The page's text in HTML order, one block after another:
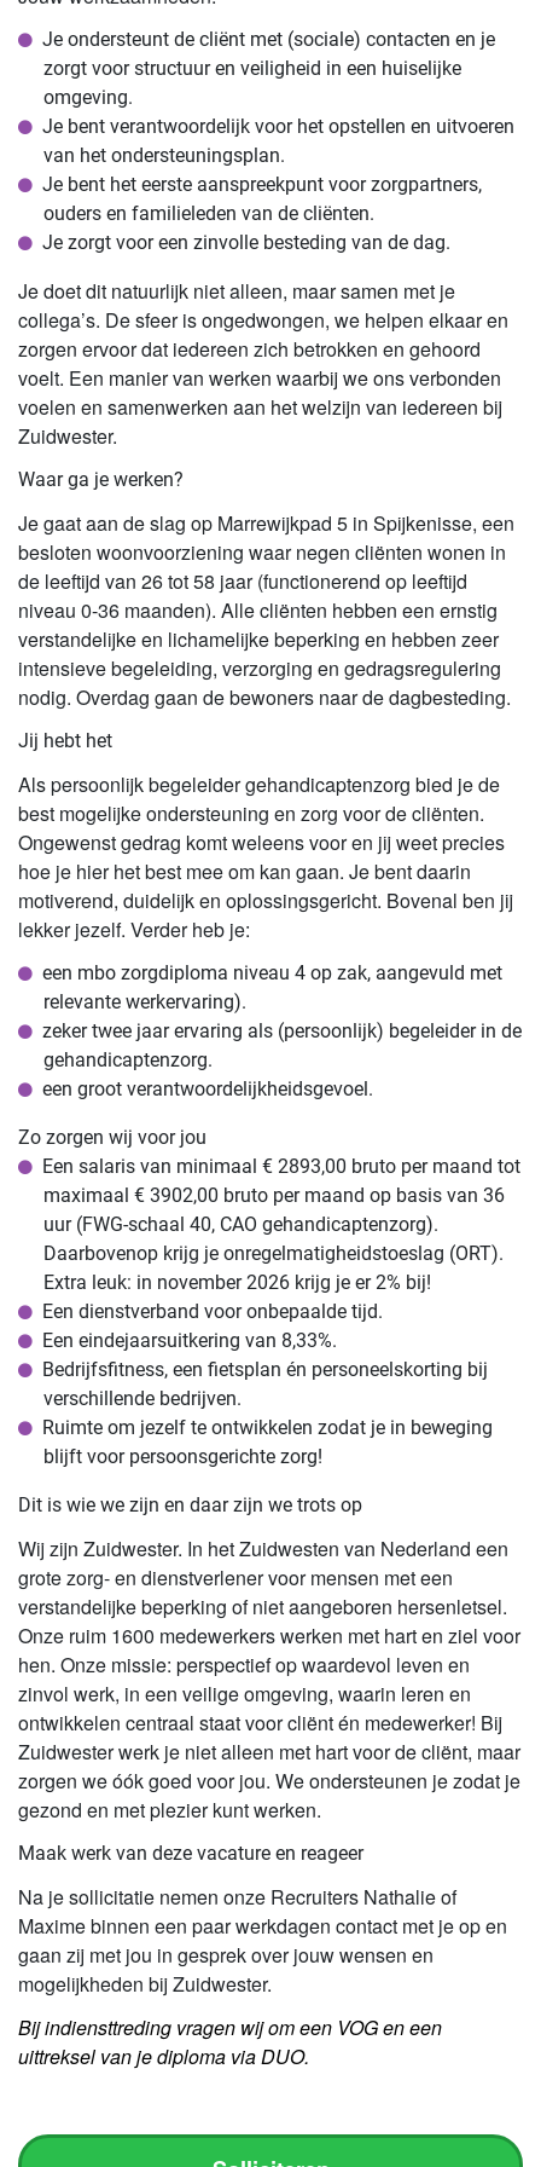
Je ondersteunt de cliënt met (sociale) contacten en je
zorgt voor structuur en veiligheid in een huiselijke
omgeving.
Je bent verantwoordelijk voor het opstellen en uitvoeren
van het ondersteuningsplan.
Je bent het eerste aanspreekpunt voor zorgpartners,
ouders en familieleden van de cliënten.
Je zorgt voor een zinvolle besteding van de dag.
Je doet dit natuurlijk niet alleen, maar samen met je
collega’s. De sfeer is ongedwongen, we helpen elkaar en
zorgen ervoor dat iedereen zich betrokken en gehoord
voelt. Een manier van werken waarbij we ons verbonden
voelen en samenwerken aan het welzijn van iedereen bij
Zuidwester.
Waar ga je werken?
Je gaat aan de slag op Marrewijkpad 5 in Spijkenisse, een
besloten woonvoorziening waar negen cliënten wonen in
de leeftijd van 26 tot 58 jaar (functionerend op leeftijd
niveau 0-36 maanden). Alle cliënten hebben een ernstig
verstandelijke en lichamelijke beperking en hebben zeer
intensieve begeleiding, verzorging en gedragsregulering
nodig. Overdag gaan de bewoners naar de dagbesteding.
Jij hebt het
Als persoonlijk begeleider gehandicaptenzorg bied je de
best mogelijke ondersteuning en zorg voor de cliënten.
Ongewenst gedrag komt weleens voor en jij weet precies
hoe je hier het best mee om kan gaan. Je bent daarin
motiverend, duidelijk en oplossingsgericht. Bovenal ben jij
lekker jezelf. Verder heb je:
een mbo zorgdiploma niveau 4 op zak, aangevuld met
relevante werkervaring).
zeker twee jaar ervaring als (persoonlijk) begeleider in de
gehandicaptenzorg.
een groot verantwoordelijkheidsgevoel.
Zo zorgen wij voor jou
Een salaris van minimaal € 2893,00 bruto per maand tot
maximaal € 3902,00 bruto per maand op basis van 36
uur (FWG-schaal 40, CAO gehandicaptenzorg).
Daarbovenop krijg je onregelmatigheidstoeslag (ORT).
Extra leuk: in november 2026 krijg je er 2% bij!
Een dienstverband voor onbepaalde tijd.
Een eindejaarsuitkering van 8,33%.
Bedrijfsfitness, een fietsplan én personeelskorting bij
verschillende bedrijven.
Ruimte om jezelf te ontwikkelen zodat je in beweging
blijft voor persoonsgerichte zorg!
Dit is wie we zijn en daar zijn we trots op
Wij zijn Zuidwester. In het Zuidwesten van Nederland een
grote zorg- en dienstverlener voor mensen met een
verstandelijke beperking of niet aangeboren hersenletsel.
Onze ruim 1600 medewerkers werken met hart en ziel voor
hen. Onze missie: perspectief op waardevol leven en
zinvol werk, in een veilige omgeving, waarin leren en
ontwikkelen centraal staat voor cliënt én medewerker! Bij
Zuidwester werk je niet alleen met hart voor de cliënt, maar
zorgen we óók goed voor jou. We ondersteunen je zodat je
gezond en met plezier kunt werken.
Maak werk van deze vacature en reageer
Na je sollicitatie nemen onze Recruiters Nathalie of
Maxime binnen een paar werkdagen contact met je op en
gaan zij met jou in gesprek over jouw wensen en
mogelijkheden bij Zuidwester.
Bij indiensttreding vragen wij om een VOG en een
uittreksel van je diploma via DUO.